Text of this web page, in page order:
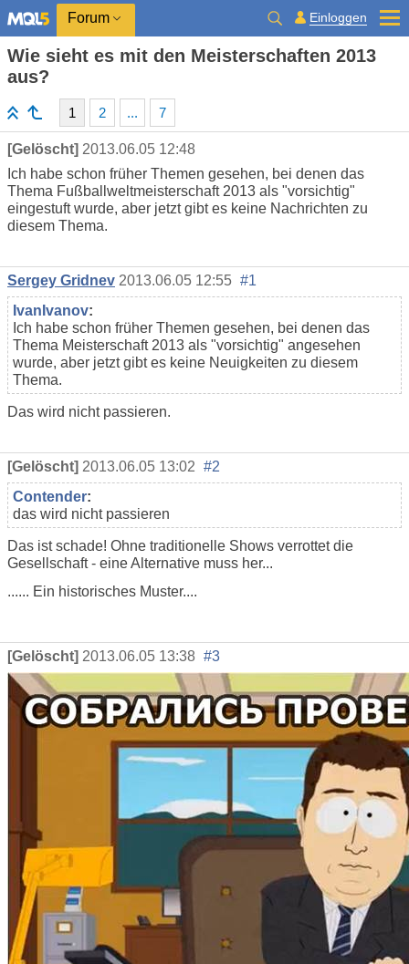
Forum Einloggen
Wie sieht es mit den Meisterschaften 2013
aus?
1 2 ... 7
[Gelöscht] 2013.06.05 12:48
Ich habe schon früher Themen gesehen, bei denen das
Thema Fußballweltmeisterschaft 2013 als "vorsichtig"
eingestuft wurde, aber jetzt gibt es keine Nachrichten zu
diesem Thema.
Sergey Gridnev 2013.06.05 12:55 #1
IvanIvanov:
Ich habe schon früher Themen gesehen, bei denen das
Thema Meisterschaft 2013 als "vorsichtig" angesehen
wurde, aber jetzt gibt es keine Neuigkeiten zu diesem
Thema.
Das wird nicht passieren.
[Gelöscht] 2013.06.05 13:02 #2
Contender:
das wird nicht passieren
Das ist schade! Ohne traditionelle Shows verrottet die
Gesellschaft - eine Alternative muss her...
...... Ein historisches Muster....
[Gelöscht] 2013.06.05 13:38 #3